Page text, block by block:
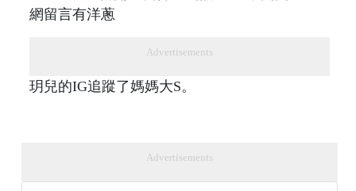
Advertisements
玥兒的IG追蹤了媽媽大S。
Advertisements